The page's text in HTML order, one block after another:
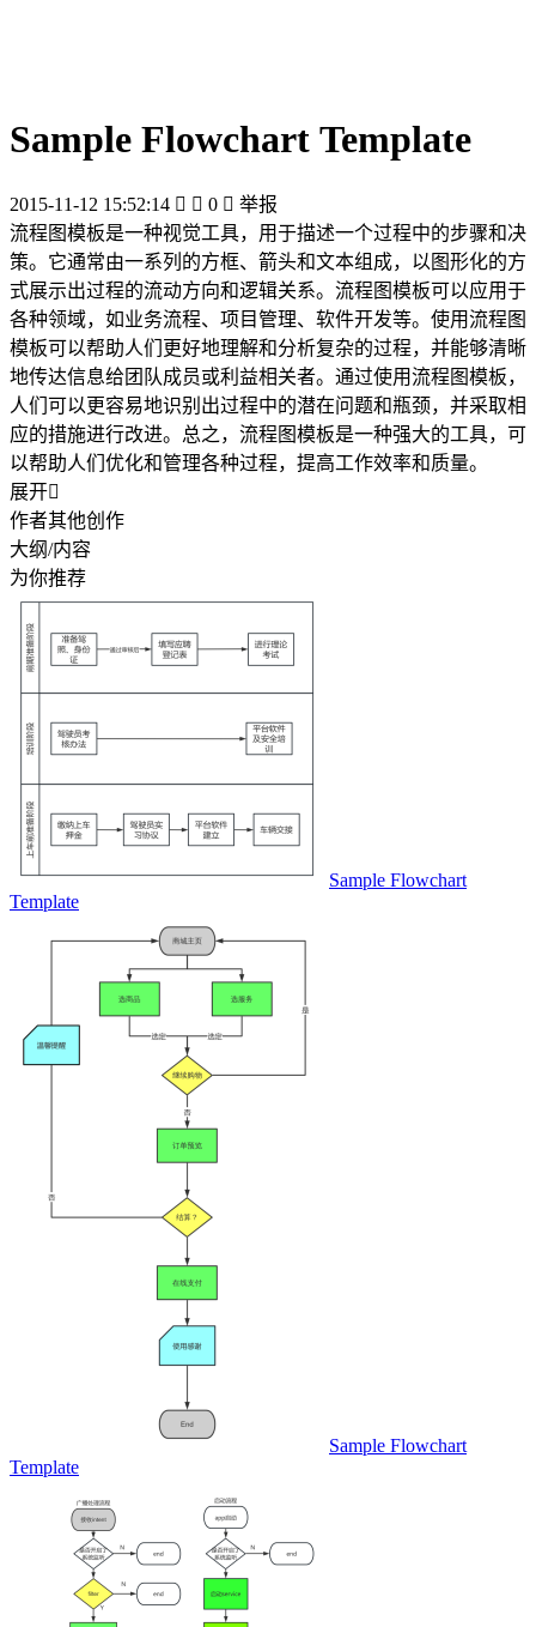
Sample Flowchart Template
2015-11-12 15:52:14   0  举报
流程图模板是一种视觉工具，用于描述一个过程中的步骤和决
策。它通常由一系列的方框、箭头和文本组成，以图形化的方
式展示出过程的流动方向和逻辑关系。流程图模板可以应用于
各种领域，如业务流程、项目管理、软件开发等。使用流程图
模板可以帮助人们更好地理解和分析复杂的过程，并能够清晰
地传达信息给团队成员或利益相关者。通过使用流程图模板，
人们可以更容易地识别出过程中的潜在问题和瓶颈，并采取相
应的措施进行改进。总之，流程图模板是一种强大的工具，可
以帮助人们优化和管理各种过程，提高工作效率和质量。
展开
作者其他创作
大纲/内容
为你推荐
Sample Flowchart
Template
Sample Flowchart
Template